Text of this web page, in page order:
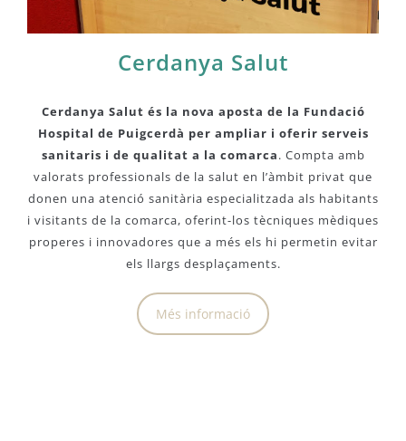
Cerdanya Salut
Cerdanya Salut és la nova aposta de la Fundació
Hospital de Puigcerdà per ampliar i oferir serveis
sanitaris i de qualitat a la comarca. Compta amb
valorats professionals de la salut en l’àmbit privat que
donen una atenció sanitària especialitzada als habitants
i visitants de la comarca, oferint-los tècniques mèdiques
properes i innovadores que a més els hi permetin evitar
els llargs desplaçaments.
Més informació